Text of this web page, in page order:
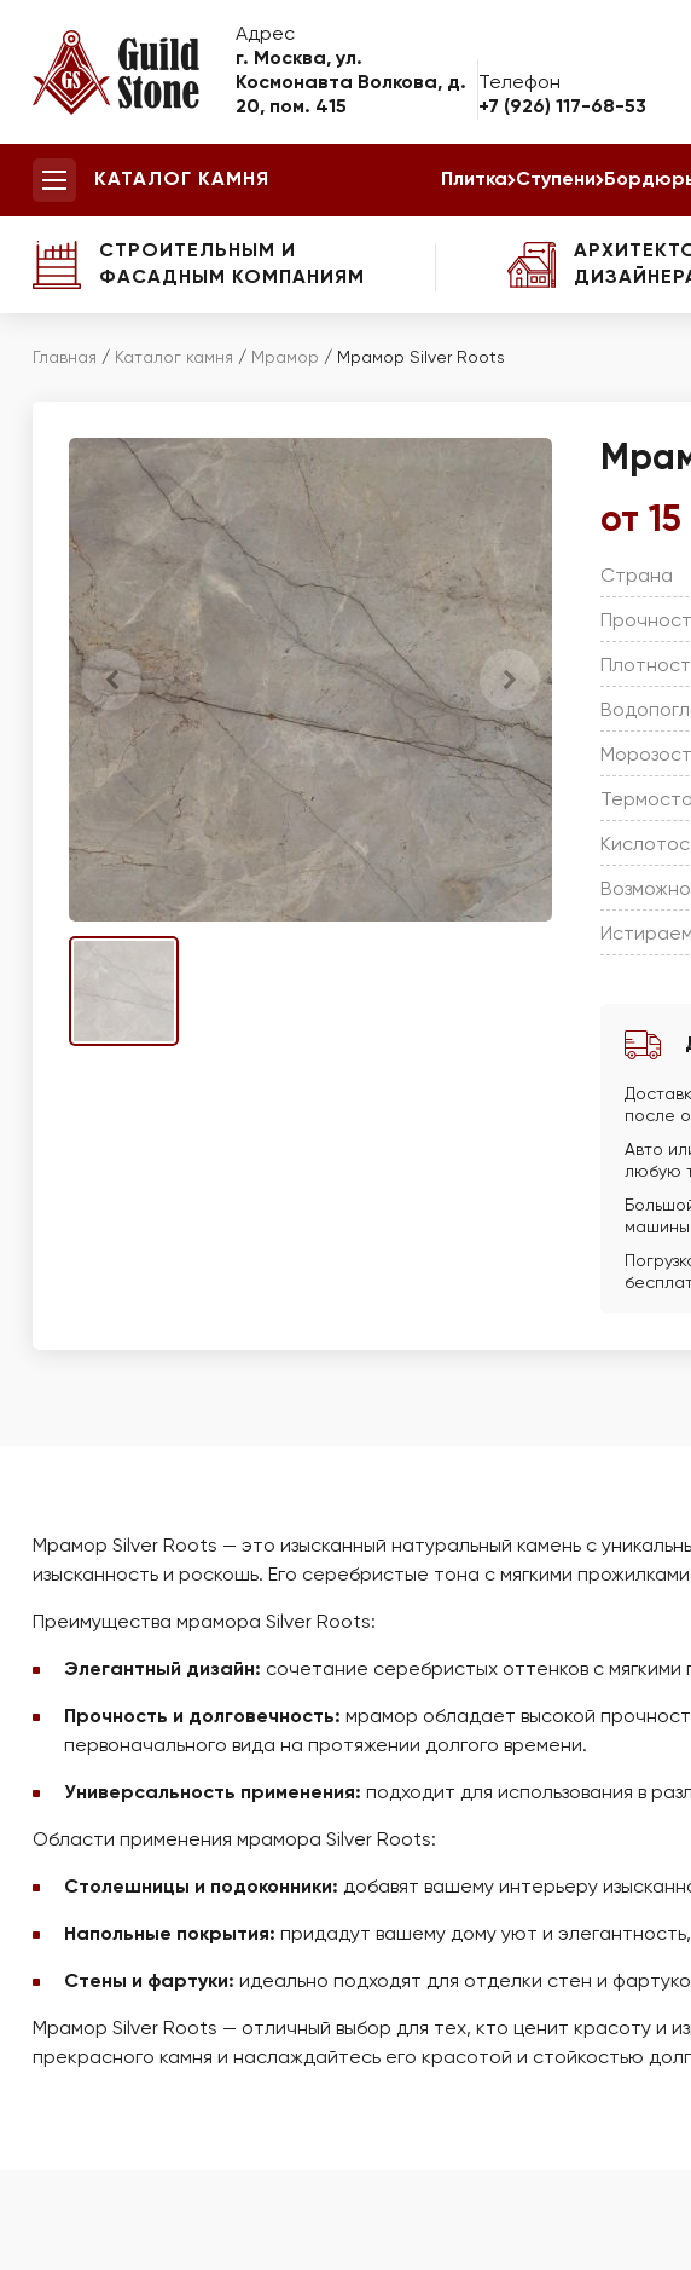
Адрес
г. Москва, ул.
Космонавта Волкова, д.
20, пом. 415
Телефон
+7 (926) 117-68-53
КАТАЛОГ КАМНЯ Плитка Ступени
СТРОИТЕЛЬНЫМ И
ФАСАДНЫМ КОМПАНИЯМ
Главная / Каталог камня / Мрамор / Мрамор Silver Roots
от
Страна
после
Авто
любую
машины
Мрамор Silver Roots — это изысканный натуральный камень с
изысканность и роскошь. Его серебристые тона с мягкими
Преимущества мрамора Silver Roots:
Элегантный дизайн: сочетание серебристых оттенков с
Прочность и долговечность: мрамор обладает высокой
первоначального вида на протяжении долгого времени.
Универсальность применения: подходит для использования в
Области применения мрамора Silver Roots:
Столешницы и подоконники: добавят вашему интерьеру
Напольные покрытия: придадут вашему дому уют и
Стены и фартуки: идеально подходят для отделки стен и
Мрамор Silver Roots — отличный выбор для тех, кто ценит красоту и
прекрасного камня и наслаждайтесь его красотой и стойкостью